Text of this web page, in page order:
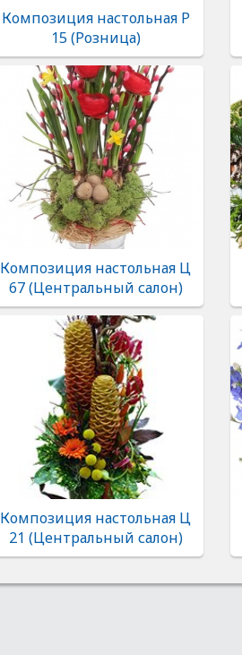
Композиция настольная Р
15 (Розница)
Композиция настольная Ц
67 (Центральный салон)
Композиция настольная Ц
21 (Центральный салон)